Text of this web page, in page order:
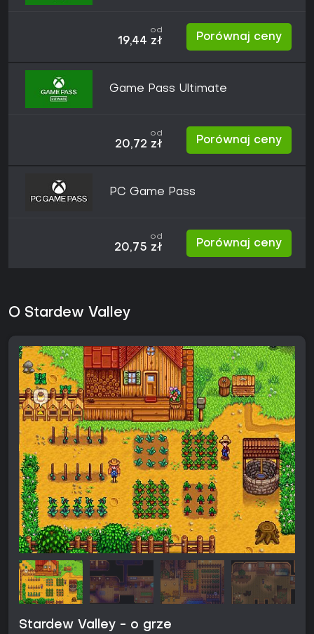
od
19,44 zł Porównaj ceny
Game Pass Ultimate
od
20,72 zł Porównaj ceny
PC Game Pass
od
20,75 zł Porównaj ceny
O Stardew Valley
Stardew Valley - o grze